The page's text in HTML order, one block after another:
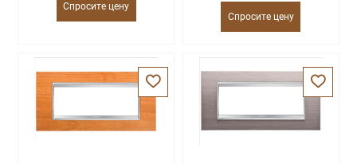
Спросите цену
Спросите цену